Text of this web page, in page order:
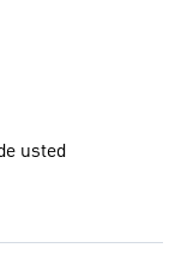
usted